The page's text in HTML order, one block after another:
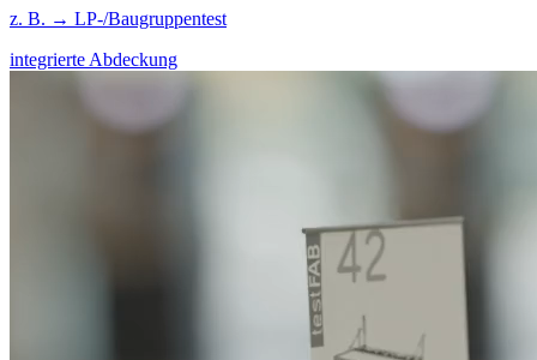
z. B. → LP-/Baugruppentest
integrierte Abdeckung